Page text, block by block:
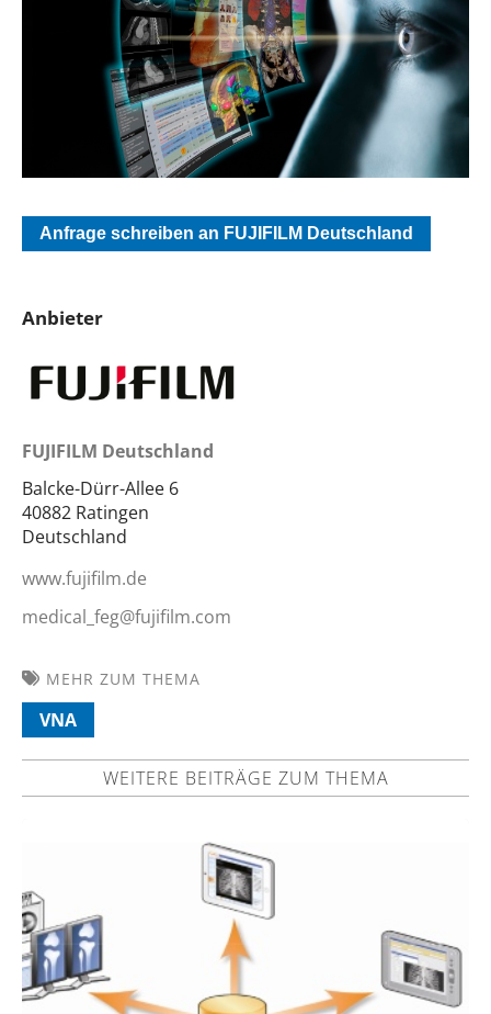
Anfrage schreiben an FUJIFILM Deutschland
Anbieter
FUJIFILM Deutschland
Balcke-Dürr-Allee 6
40882 Ratingen
Deutschland
www.fujifilm.de
medical_feg@fujifilm.com
MEHR ZUM THEMA
VNA
WEITERE BEITRÄGE ZUM THEMA